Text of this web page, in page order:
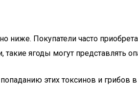
ниже. Покупатели часто
ягоды могут представлять
этих токсинов и грибов в